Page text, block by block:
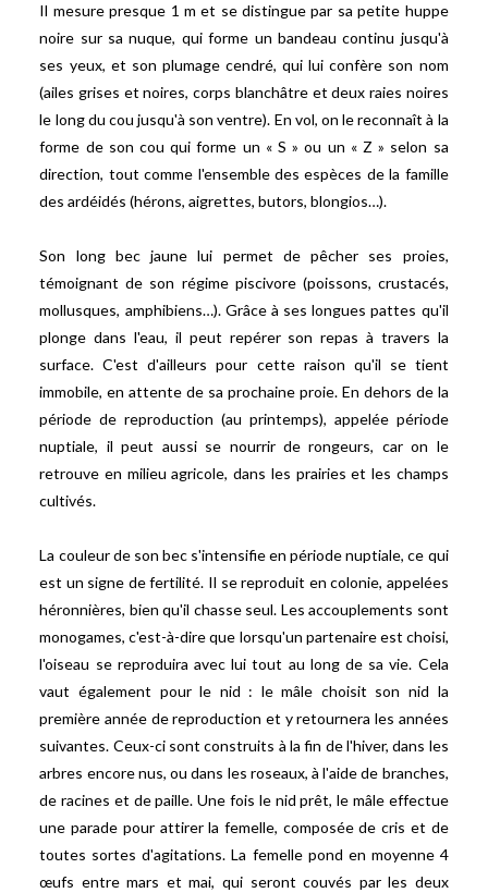
Il mesure presque 1 m et se distingue par sa petite huppe
noire sur sa nuque, qui forme un bandeau continu jusqu'à
ses yeux, et son plumage cendré, qui lui confère son nom
(ailes grises et noires, corps blanchâtre et deux raies noires
le long du cou jusqu'à son ventre). En vol, on le reconnaît à la
forme de son cou qui forme un « S » ou un « Z » selon sa
direction, tout comme l'ensemble des espèces de la famille
des ardéidés (hérons, aigrettes, butors, blongios…).
Son long bec jaune lui permet de pêcher ses proies,
témoignant de son régime piscivore (poissons, crustacés,
mollusques, amphibiens…). Grâce à ses longues pattes qu'il
plonge dans l'eau, il peut repérer son repas à travers la
surface. C'est d'ailleurs pour cette raison qu'il se tient
immobile, en attente de sa prochaine proie. En dehors de la
période de reproduction (au printemps), appelée période
nuptiale, il peut aussi se nourrir de rongeurs, car on le
retrouve en milieu agricole, dans les prairies et les champs
cultivés.
La couleur de son bec s'intensifie en période nuptiale, ce qui
est un signe de fertilité. Il se reproduit en colonie, appelées
héronnières, bien qu'il chasse seul. Les accouplements sont
monogames, c'est-à-dire que lorsqu'un partenaire est choisi,
l'oiseau se reproduira avec lui tout au long de sa vie. Cela
vaut également pour le nid : le mâle choisit son nid la
première année de reproduction et y retournera les années
suivantes. Ceux-ci sont construits à la fin de l'hiver, dans les
arbres encore nus, ou dans les roseaux, à l'aide de branches,
de racines et de paille. Une fois le nid prêt, le mâle effectue
une parade pour attirer la femelle, composée de cris et de
toutes sortes d'agitations. La femelle pond en moyenne 4
œufs entre mars et mai, qui seront couvés par les deux